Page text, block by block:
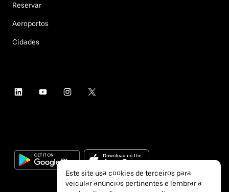
Reservar
Aeroportos
Cidades
Este site usa cookies de terceiros para
veicular anúncios pertinentes e lembrar a